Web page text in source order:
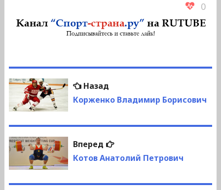
0
Навигация
по
записям
НазадПредыдущая
запись:
Корженко Владимир Борисович
Вперед
Следующая
запись:
Котов Анатолий Петрович